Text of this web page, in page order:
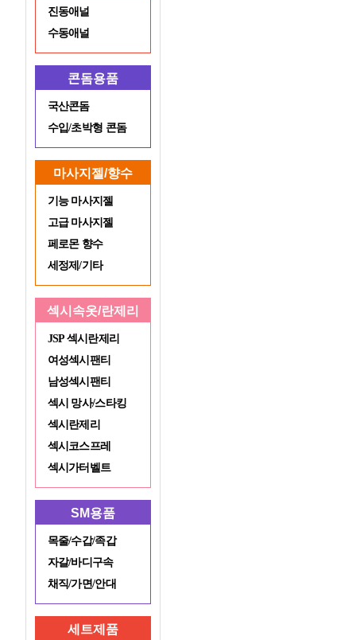
진동애널
수동애널
콘돔용품
국산콘돔
수입/초박형 콘돔
마사지젤/향수
기능 마사지젤
고급 마사지젤
페로몬 향수
세정제/기타
섹시속옷/란제리
JSP 섹시란제리
여성섹시팬티
남성섹시팬티
섹시 망사/스타킹
섹시란제리
섹시코스프레
섹시가터벨트
SM용품
목줄/수갑/족갑
자갈/바디구속
채직/가면/안대
세트제품